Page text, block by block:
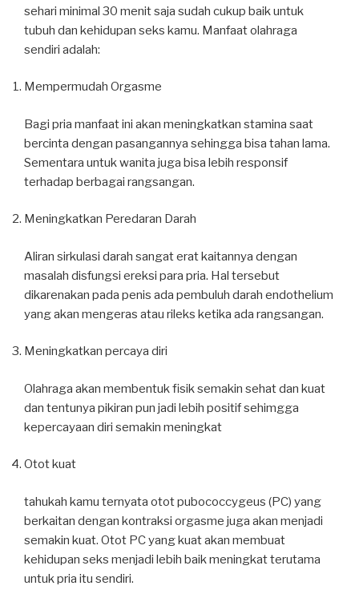
sehari minimal 30 menit saja sudah cukup baik untuk
tubuh dan kehidupan seks kamu. Manfaat olahraga
sendiri adalah:
Mempermudah Orgasme
Bagi pria manfaat ini akan meningkatkan stamina saat
bercinta dengan pasangannya sehingga bisa tahan lama.
Sementara untuk wanita juga bisa lebih responsif
terhadap berbagai rangsangan.
Meningkatkan Peredaran Darah
Aliran sirkulasi darah sangat erat kaitannya dengan
masalah disfungsi ereksi para pria. Hal tersebut
dikarenakan pada penis ada pembuluh darah endothelium
yang akan mengeras atau rileks ketika ada rangsangan.
Meningkatkan percaya diri
Olahraga akan membentuk fisik semakin sehat dan kuat
dan tentunya pikiran pun jadi lebih positif sehimgga
kepercayaan diri semakin meningkat
Otot kuat
tahukah kamu ternyata otot pubococcygeus (PC) yang
berkaitan dengan kontraksi orgasme juga akan menjadi
semakin kuat. Otot PC yang kuat akan membuat
kehidupan seks menjadi lebih baik meningkat terutama
untuk pria itu sendiri.